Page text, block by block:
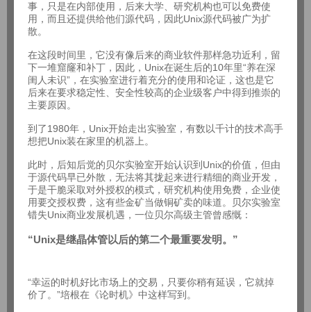
事，只是在内部使用，后来大学、研究机构也可以免费使
用，而且还提供给他们源代码，因此Unix源代码被广为扩
散。
在这段时间里，它没有像后来的商业软件那样急功近利，留
下一堆窟窿和补丁，因此，Unix在诞生后的10年里“养在深
闺人未识”，在实验室进行着充分的使用和论证，这也是它
后来在要求稳定性、安全性较高的企业级客户中得到推崇的
主要原因。
到了1980年，Unix开始走出实验室，有数以千计的技术高手
想把Unix装在家里的机器上。
此时，后知后觉的贝尔实验室开始认识到Unix的价值，但由
于源代码早已外散，无法将其拢起来进行精细的商业开发，
于是干脆采取对外授权的模式，研究机构使用免费，企业使
用要交授权费，这有些金矿当做铜矿卖的味道。贝尔实验室
错失Unix商业发展机遇，一位贝尔高级主管曾感慨：
“Unix是继晶体管以后的第二个最重要发明。”
“幸运的时机好比市场上的交易，只要你稍有延误，它就掉
价了。”培根在《论时机》中这样写到。